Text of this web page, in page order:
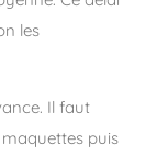
les
Il faut
puis